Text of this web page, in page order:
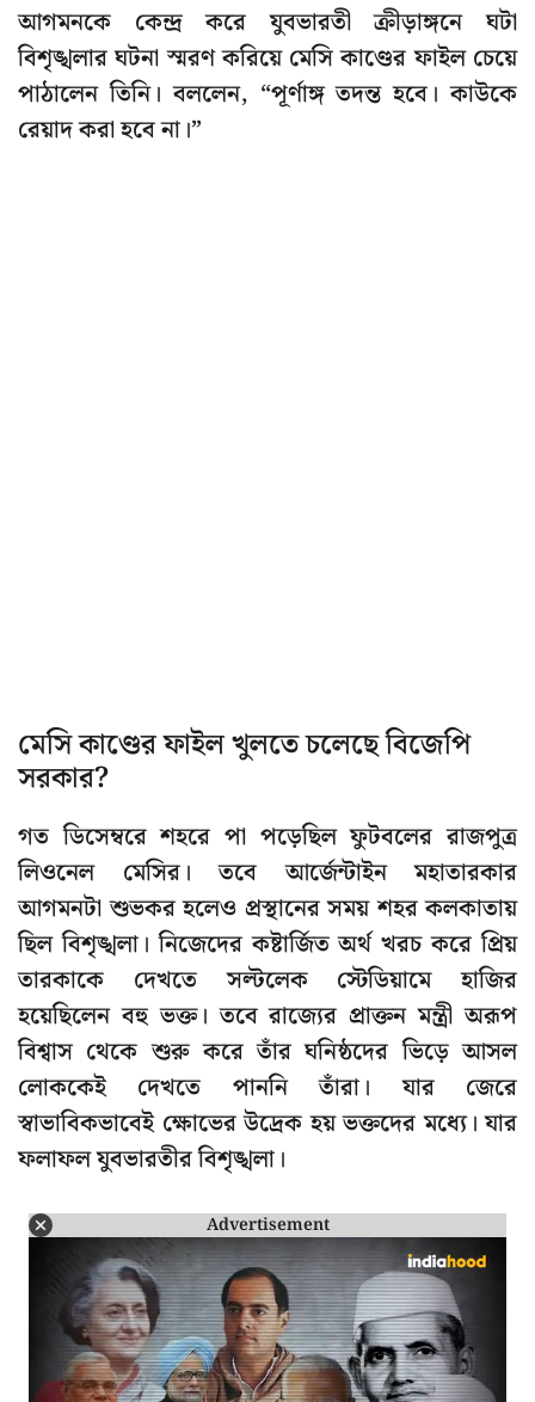
আগমনকে কেন্দ্র করে যুবভারতী ক্রীড়াঙ্গনে ঘটা
বিশৃঙ্খলার ঘটনা স্মরণ করিয়ে মেসি কাণ্ডের ফাইল চেয়ে
পাঠালেন তিনি। বললেন, “পূর্ণাঙ্গ তদন্ত হবে। কাউকে
রেয়াদ করা হবে না।”
মেসি কাণ্ডের ফাইল খুলতে চলেছে বিজেপি
সরকার?
গত ডিসেম্বরে শহরে পা পড়েছিল ফুটবলের রাজপুত্র
লিওনেল মেসির। তবে আর্জেন্টাইন মহাতারকার
আগমনটা শুভকর হলেও প্রস্থানের সময় শহর কলকাতায়
ছিল বিশৃঙ্খলা। নিজেদের কষ্টার্জিত অর্থ খরচ করে প্রিয়
তারকাকে দেখতে সল্টলেক স্টেডিয়ামে হাজির
হয়েছিলেন বহু ভক্ত। তবে রাজ্যের প্রাক্তন মন্ত্রী অরূপ
বিশ্বাস থেকে শুরু করে তাঁর ঘনিষ্ঠদের ভিড়ে আসল
লোককেই দেখতে পাননি তাঁরা। যার জেরে
স্বাভাবিকভাবেই ক্ষোভের উদ্রেক হয় ভক্তদের মধ্যে। যার
ফলাফল যুবভারতীর বিশৃঙ্খলা।
Advertisement